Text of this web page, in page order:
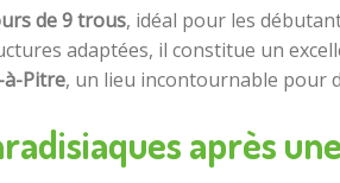
de 9 trous, idéal pour les
adaptées, il constitue un
à-Pitre, un lieu incontournable pour
après